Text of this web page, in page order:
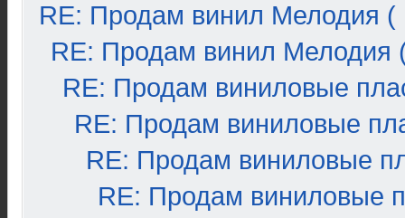
RE: Продам винил Мелодия (
RE: Продам винил Мелодия
RE: Продам виниловые
RE: Продам виниловые
RE: Продам виниловые
RE: Продам виниловые